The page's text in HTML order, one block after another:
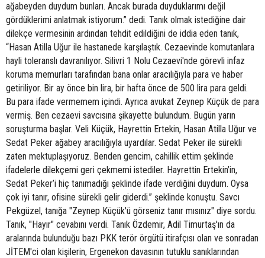
ağabeyden duydum bunları. Ancak burada duyduklarımı değil
gördüklerimi anlatmak istiyorum.” dedi. Tanık olmak istediğine dair
dilekçe vermesinin ardından tehdit edildiğini de iddia eden tanık,
“Hasan Atilla Uğur ile hastanede karşılaştık. Cezaevinde komutanlara
hayli toleranslı davranılıyor. Silivri 1 Nolu Cezaevi'nde görevli infaz
koruma memurları tarafından bana onlar aracılığıyla para ve haber
getiriliyor. Bir ay önce bin lira, bir hafta önce de 500 lira para geldi.
Bu para ifade vermemem içindi. Ayrıca avukat Zeynep Küçük de para
vermiş. Ben cezaevi savcısına şikayette bulundum. Bugün yarın
soruşturma başlar. Veli Küçük, Hayrettin Ertekin, Hasan Atilla Uğur ve
Sedat Peker ağabey aracılığıyla uyardılar. Sedat Peker ile sürekli
zaten mektuplaşıyoruz. Benden gencim, cahillik ettim şeklinde
ifadelerle dilekçemi geri çekmemi istediler. Hayrettin Ertekin’in,
Sedat Peker’i hiç tanımadığı şeklinde ifade verdiğini duydum. Oysa
çok iyi tanır, ofisine sürekli gelir giderdi.” şeklinde konuştu. Savcı
Pekgüzel, tanığa "Zeynep Küçük'ü görseniz tanır mısınız" diye sordu.
Tanık, "Hayır" cevabını verdi. Tanık Özdemir, Adil Timurtaş'ın da
aralarında bulunduğu bazı PKK terör örgütü itirafçısı olan ve sonradan
JİTEM'ci olan kişilerin, Ergenekon davasının tutuklu sanıklarından